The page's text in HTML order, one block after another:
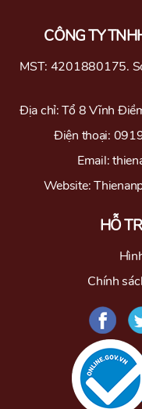
CÔNG TY
MST: 4201880175.
Địa chỉ: Tổ 8 Vĩnh
Điện thoại:
Email:
Website:
HỖ
Chính